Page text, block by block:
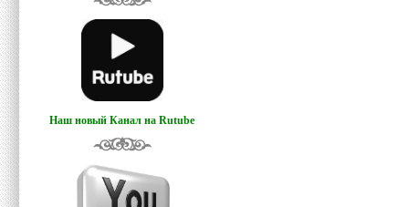
Наш новый Канал на Rutube